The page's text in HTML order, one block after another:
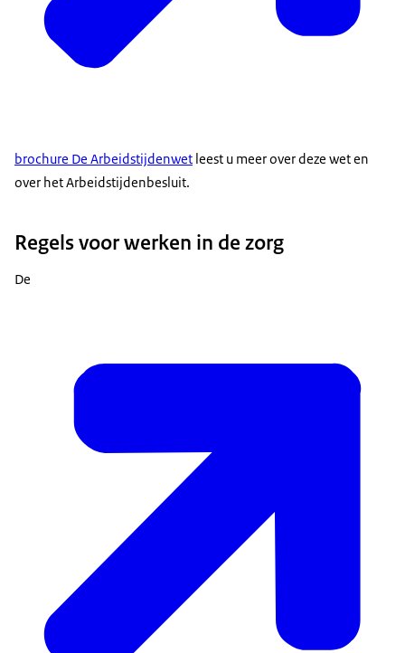
brochure De Arbeidstijdenwet leest u meer over deze wet en
over het Arbeidstijdenbesluit.
Regels voor werken in de zorg
De